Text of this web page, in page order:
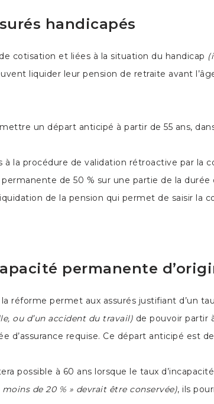
handicapés
cotisation et liées à la situation du handicap
liquider leur pension de retraite avant
un départ anticipé à partir de 55 ans,
la procédure de validation rétroactive par la
de 50 % sur une partie de la durée
de la pension qui permet de saisir la
permanente
réforme permet aux assurés justifiant d’un
ou d’un accident du travail) de pouvoir partir
d’assurance requise. Ce départ anticipé est
possible à 60 ans lorsque le taux
moins de 20 % » devrait être conservée), ils